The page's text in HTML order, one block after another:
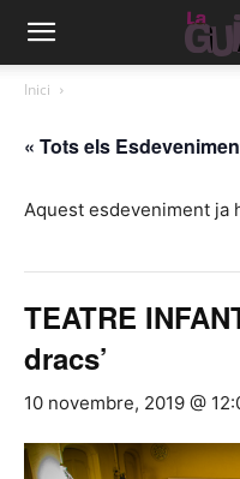
Inici
« Tots els
Aquest esdeveniment ja
TEATRE
dracs’
10 novembre, 2019 @